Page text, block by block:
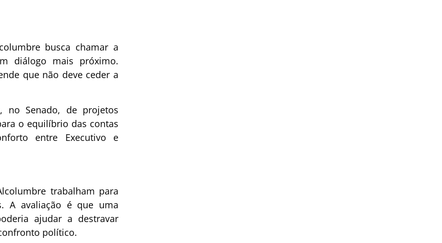
busca chamar a
diálogo mais próximo.
que não deve ceder a
no Senado, de projetos
o equilíbrio das contas
entre Executivo e
trabalham para
A avaliação é que uma
ajudar a destravar
político.